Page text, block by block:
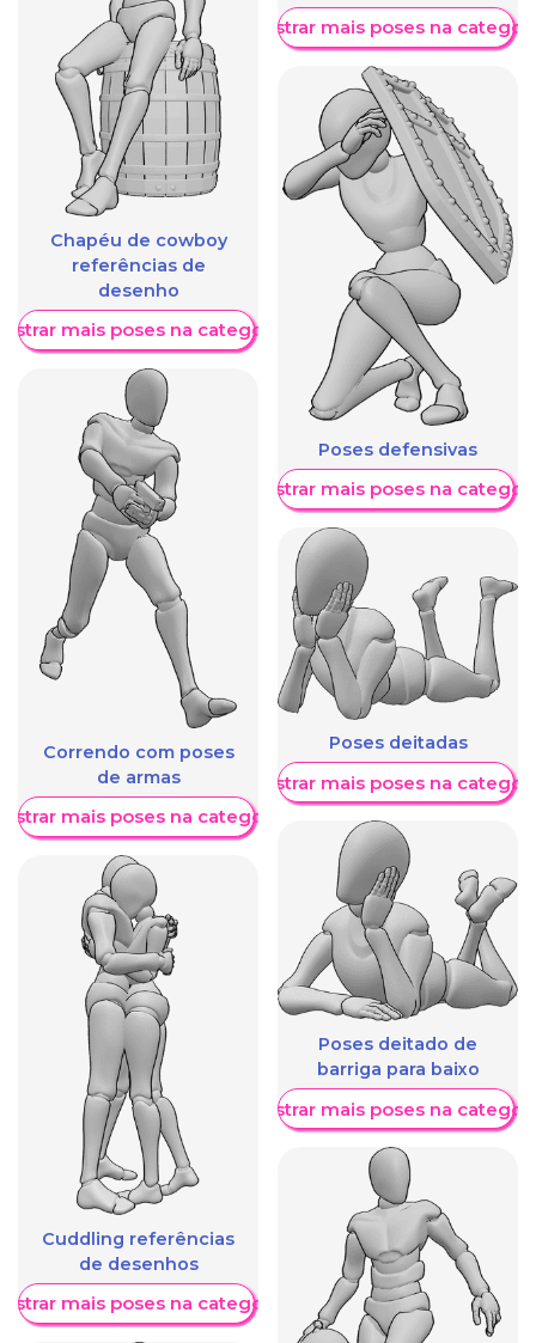
Chapéu de cowboy
referências de
desenho
mais poses na categoria
Correndo com poses
de armas
mais poses na categoria
Cuddling referências
de desenhos
mais poses na categoria
Mostrar mais poses na
Poses defensivas
Mostrar mais poses na
Poses deitadas
Mostrar mais poses na
Poses deitado de
barriga para baixo
Mostrar mais poses na